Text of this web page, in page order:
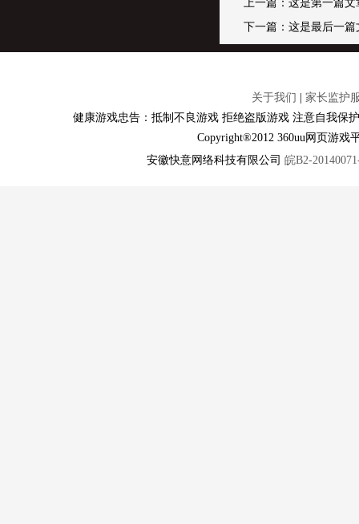
上一篇：这是第一篇文
下一篇：这是最后一篇
关于我们
家长监护
健康游戏忠告：抵制不良游戏 拒绝盗版游戏 注意自我保
Copyright®2012 360uu网页游
安徽快意网络科技有限公司 皖B2-